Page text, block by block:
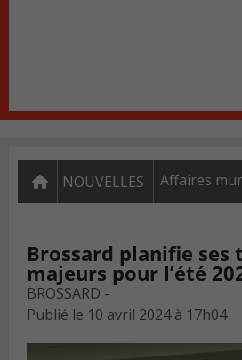
NOUVELLES Affaires
Brossard planifie ses
majeurs pour l’été
BROSSARD -
Publié le 10 avril 2024 à 17h04